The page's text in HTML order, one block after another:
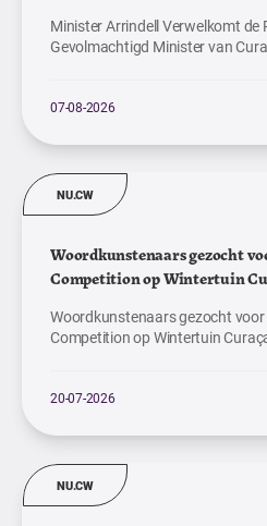
Minister Arrindell Verwelkomt de
Gevolmachtigd Minister van
07-08-2026
NU.CW
Woordkunstenaars gezocht
Competition op Wintertuin
Woordkunstenaars gezocht
Competition op Wintertuin
20-07-2026
NU.CW